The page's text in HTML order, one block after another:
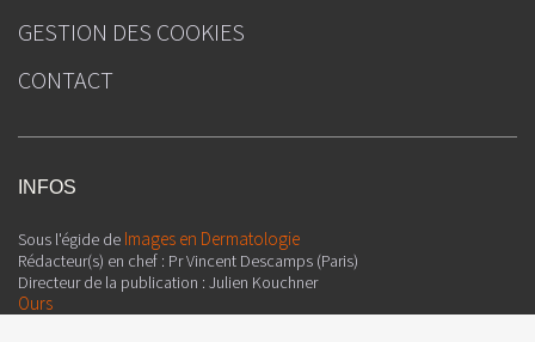
INFOS
Sous l'égide de Images en Dermatologie
Rédacteur(s) en chef : Pr Vincent Descamps (Paris)
Directeur de la publication : Julien Kouchner
Ours
GESTION DES COOKIES
CONTACT